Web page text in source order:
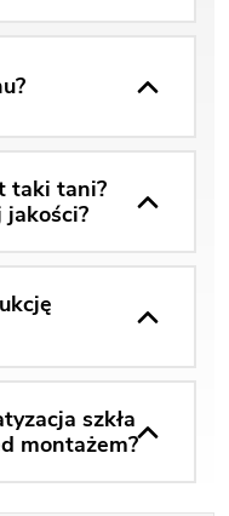
taki tani?
szkła
montażem?